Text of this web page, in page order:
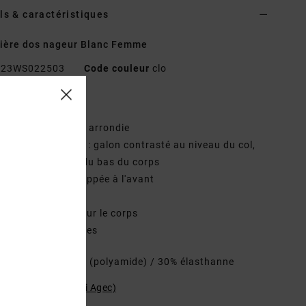
& caractéristiques
dos nageur Blanc Femme
23WS022503 Code couleur clo
encolure arrondie
+ description : galon contrasté au niveau du col,
emmanchures et du bas du corps
: fermeture zippée à l'avant
en mesh sur le corps
amovibles
70% nylon (polyamide) / 30% élasthanne
du produit (Loi Agec)